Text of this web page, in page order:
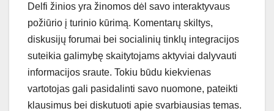
Delfi žinios yra žinomos dėl savo interaktyvaus
požiūrio į turinio kūrimą. Komentarų skiltys,
diskusijų forumai bei socialinių tinklų integracijos
suteikia galimybę skaitytojams aktyviai dalyvauti
informacijos sraute. Tokiu būdu kiekvienas
vartotojas gali pasidalinti savo nuomone, pateikti
klausimus bei diskutuoti apie svarbiausias temas.